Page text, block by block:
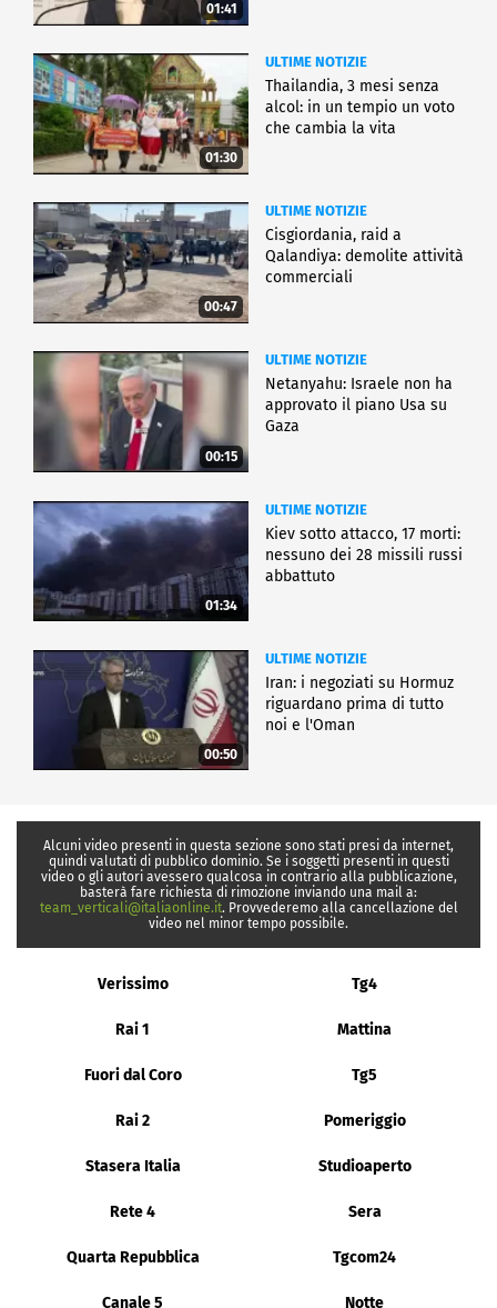
01:41
01:30
ULTIME NOTIZIE
Thailandia, 3 mesi senza
alcol: in un tempio un voto
che cambia la vita
00:47
ULTIME NOTIZIE
Cisgiordania, raid a
Qalandiya: demolite attività
commerciali
00:15
ULTIME NOTIZIE
Netanyahu: Israele non ha
approvato il piano Usa su
Gaza
01:34
ULTIME NOTIZIE
Kiev sotto attacco, 17 morti:
nessuno dei 28 missili russi
abbattuto
00:50
ULTIME NOTIZIE
Iran: i negoziati su Hormuz
riguardano prima di tutto
noi e l'Oman
Alcuni video presenti in questa sezione sono stati presi da internet,
quindi valutati di pubblico dominio. Se i soggetti presenti in questi
video o gli autori avessero qualcosa in contrario alla pubblicazione,
basterà fare richiesta di rimozione inviando una mail a:
team_verticali@italiaonline.it. Provvederemo alla cancellazione del
video nel minor tempo possibile.
Verissimo Tg4
Rai 1 Mattina
Fuori dal Coro Tg5
Rai 2 Pomeriggio
Stasera Italia Studioaperto
Rete 4 Sera
Quarta Repubblica Tgcom24
Canale 5 Notte